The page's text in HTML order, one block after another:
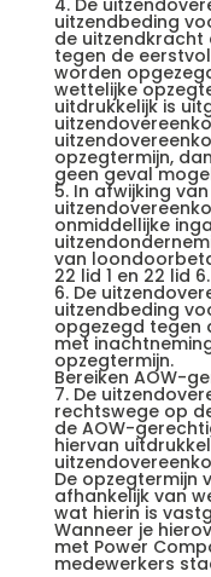
4. De
uitzendbeding
de uitzendkracht
tegen de
worden
wettelijke
uitdrukkelijk is
opzegtermijn,
geen geval
5. In afwijking
onmiddellijke
van
22 lid 1 en 22 lid 6.
6. De
uitzendbeding
opgezegd tegen
met
opzegtermijn.
Bereiken AOW-
7. De
rechtswege op
de AOW-
hiervan
De opzegtermijn
afhankelijk van
wat hierin is
Wanneer je
met Power
medewerkers